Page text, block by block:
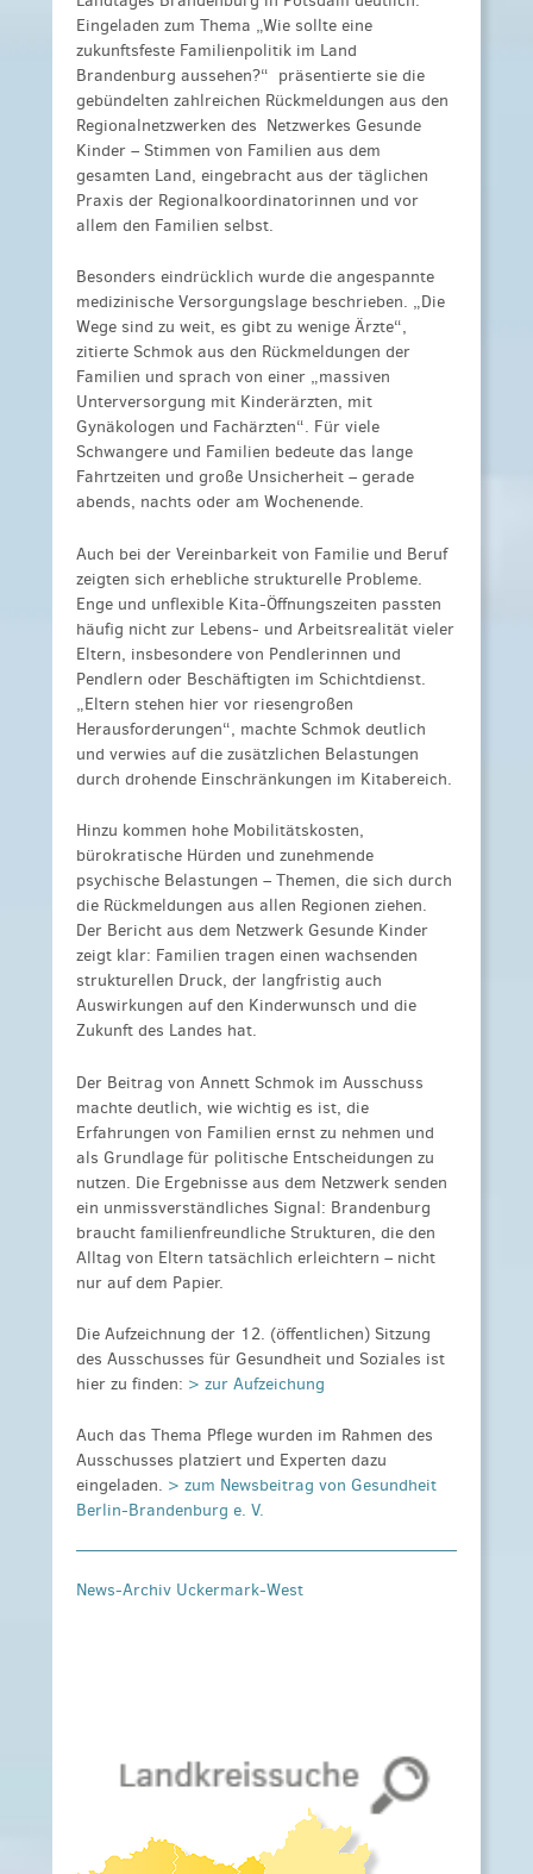
Eingeladen zum Thema „Wie sollte eine
zukunftsfeste Familienpolitik im Land
Brandenburg aussehen?“ präsentierte sie die
gebündelten zahlreichen Rückmeldungen aus den
Regionalnetzwerken des Netzwerkes Gesunde
Kinder – Stimmen von Familien aus dem
gesamten Land, eingebracht aus der täglichen
Praxis der Regionalkoordinatorinnen und vor
allem den Familien selbst.
Besonders eindrücklich wurde die angespannte
medizinische Versorgungslage beschrieben. „Die
Wege sind zu weit, es gibt zu wenige Ärzte“,
zitierte Schmok aus den Rückmeldungen der
Familien und sprach von einer „massiven
Unterversorgung mit Kinderärzten, mit
Gynäkologen und Fachärzten“. Für viele
Schwangere und Familien bedeute das lange
Fahrtzeiten und große Unsicherheit – gerade
abends, nachts oder am Wochenende.
Auch bei der Vereinbarkeit von Familie und Beruf
zeigten sich erhebliche strukturelle Probleme.
Enge und unflexible Kita-Öffnungszeiten passten
häufig nicht zur Lebens- und Arbeitsrealität vieler
Eltern, insbesondere von Pendlerinnen und
Pendlern oder Beschäftigten im Schichtdienst.
„Eltern stehen hier vor riesengroßen
Herausforderungen“, machte Schmok deutlich
und verwies auf die zusätzlichen Belastungen
durch drohende Einschränkungen im Kitabereich.
Hinzu kommen hohe Mobilitätskosten,
bürokratische Hürden und zunehmende
psychische Belastungen – Themen, die sich durch
die Rückmeldungen aus allen Regionen ziehen.
Der Bericht aus dem Netzwerk Gesunde Kinder
zeigt klar: Familien tragen einen wachsenden
strukturellen Druck, der langfristig auch
Auswirkungen auf den Kinderwunsch und die
Zukunft des Landes hat.
Der Beitrag von Annett Schmok im Ausschuss
machte deutlich, wie wichtig es ist, die
Erfahrungen von Familien ernst zu nehmen und
als Grundlage für politische Entscheidungen zu
nutzen. Die Ergebnisse aus dem Netzwerk senden
ein unmissverständliches Signal: Brandenburg
braucht familienfreundliche Strukturen, die den
Alltag von Eltern tatsächlich erleichtern – nicht
nur auf dem Papier.
Die Aufzeichnung der 12. (öffentlichen) Sitzung
des Ausschusses für Gesundheit und Soziales ist
hier zu finden: > zur Aufzeichung
Auch das Thema Pflege wurden im Rahmen des
Ausschusses platziert und Experten dazu
eingeladen. > zum Newsbeitrag von Gesundheit
Berlin-Brandenburg e. V.
News-Archiv Uckermark-West